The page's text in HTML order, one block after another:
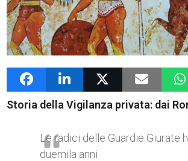
6 Febbraio 2018 admin News
Storia della Vigilanza privata: dai
Le radici delle Guardie Giurate
duemila anni